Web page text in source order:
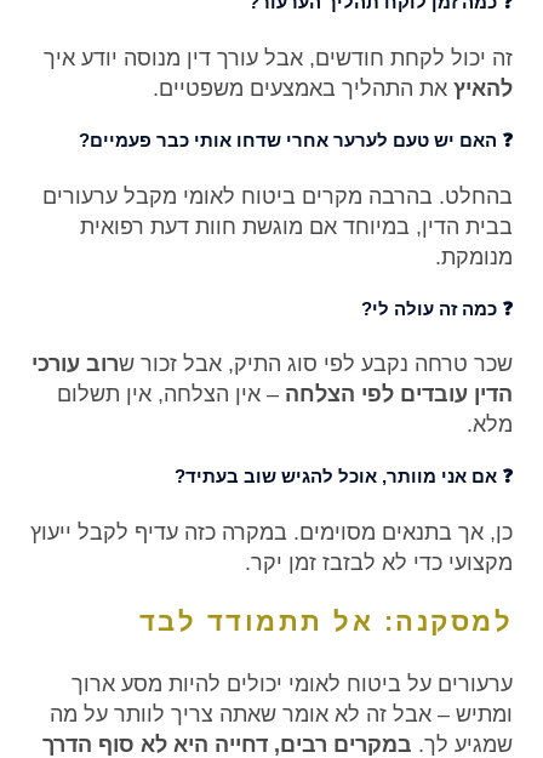
זה יכול לקחת חודשים, אבל עורך דין מנוסה יודע איך
להאיץ את התהליך באמצעים משפטיים.
❓ האם יש טעם לערער אחרי שדחו אותי כבר פעמיים?
בהחלט. בהרבה מקרים ביטוח לאומי מקבל ערעורים
בבית הדין, במיוחד אם מוגשת חוות דעת רפואית
מנומקת.
❓ כמה זה עולה לי?
שכר טרחה נקבע לפי סוג התיק, אבל זכור שרוב עורכי
הדין עובדים לפי הצלחה – אין הצלחה, אין תשלום
מלא.
❓ אם אני מוותר, אוכל להגיש שוב בעתיד?
כן, אך בתנאים מסוימים. במקרה כזה עדיף לקבל ייעוץ
מקצועי כדי לא לבזבז זמן יקר.
למסקנה: אל תתמודד לבד
ערעורים על ביטוח לאומי יכולים להיות מסע ארוך
ומתיש – אבל זה לא אומר שאתה צריך לוותר על מה
שמגיע לך. במקרים רבים, דחייה היא לא סוף הדרך